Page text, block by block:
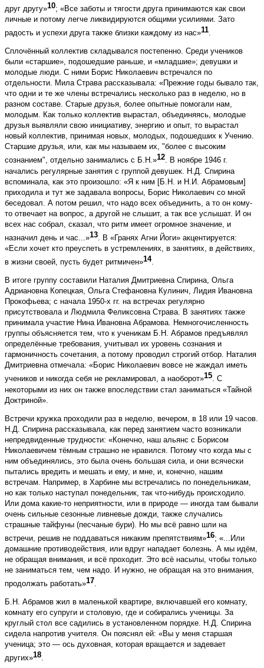
друг другу»10; «Все заботы и тягости друга принимаются как свои
личные и потому легче ликвидируются общими усилиями. Зато
радость и успехи друга также близки каждому из нас»11.
Сплочённый коллектив складывался постепенно. Среди учеников
были «старшие», подошедшие раньше, и «младшие»; девушки и
молодые люди. С ними Борис Николаевич встречался по
отдельности. Мила Страва рассказывала: «Прежние годы бывало так,
что одни и те же члены встречались несколько раз в неделю, но в
разном составе. Старые друзья, более опытные помогали нам,
молодым. Как только коллектив вырастал, объединяясь, молодые
друзья выявляли свою инициативу, энергию и опыт, то вырастал
новый коллектив, принимая новых, молодых, подошедших к Учению.
Старшие друзья, или, как мы называем их, "более с высоким
сознанием", отдельно занимались с Б.Н.»12. В ноябре 1946 г.
начались регулярные занятия с группой девушек. Н.Д. Спирина
вспоминала, как это произошло: «Я к ним [Б.Н. и Н.И. Абрамовым]
приходила и тут же задавала вопросы, Борис Николаевич со мной
беседовал. А потом решил, что надо всех объединить, а то он кому-
то отвечает на вопрос, а другой не слышит, а так все услышат. И он
всех нас собрал, сказал, что ритм имеет огромное значение, и
назначил день и час...»13. В «Гранях Агни Йоги» акцентируется:
«Если хочет кто преуспеть в устремлениях, в занятиях, в действиях,
в жизни своей, пусть будет ритмичен»14.
В итоге группу составили Наталия Дмитриевна Спирина, Ольга
Адриановна Копецкая, Ольга Стефановна Кулинич, Лидия Ивановна
Прокофьева; с начала 1950-х гг. на встречах регулярно
присутствовала и Людмила Феликсовна Страва. В занятиях также
принимала участие Нина Ивановна Абрамова. Немногочисленность
группы объясняется тем, что к ученикам Б.Н. Абрамов предъявлял
определённые требования, учитывал их уровень сознания и
гармоничность сочетания, а потому проводил строгий отбор. Наталия
Дмитриевна отмечала: «Борис Николаевич вовсе не жаждал иметь
учеников и никогда себя не рекламировал, а наоборот»15. С
некоторыми из них он также впоследствии стал заниматься «Тайной
Доктриной».
Встречи кружка проходили раз в неделю, вечером, в 18 или 19 часов.
Н.Д. Спирина рассказывала, как перед занятием часто возникали
непредвиденные трудности: «Конечно, наш альянс с Борисом
Николаевичем тёмным страшно не нравился. Потому что когда мы с
ним объединялись, это была очень большая сила, и они всячески
пытались вредить и мешать и ему, и мне, и, конечно, нашим
встречам. Например, в Харбине мы встречались по понедельникам,
но как только наступал понедельник, так что-нибудь происходило.
Или дома какие-то неприятности, или в природе — иногда там бывали
очень сильные сезонные ливневые дожди, также случались
страшные тайфуны (песчаные бури). Но мы всё равно шли на
встречи, решив не поддаваться никаким препятствиям»16; «...Или
домашние противодействия, или вдруг нападает болезнь. А мы идём,
не обращая внимания, и всё проходит. Это всё насылы, чтобы только
не заниматься тем, чем надо. И нужно, не обращая на это внимания,
продолжать работать»17.
Б.Н. Абрамов жил в маленькой квартире, включавшей его комнату,
комнату его супруги и столовую, где и собирались ученицы. За
круглый стол все садились в установленном порядке. Н.Д. Спирина
сидела напротив учителя. Он пояснял ей: «Вы у меня старшая
ученица; это — ось духовная, которая вращается и задевает
других»18.